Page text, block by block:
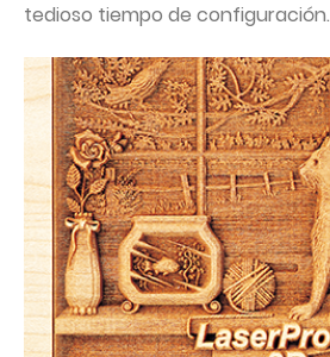
tedioso tiempo de configuración.